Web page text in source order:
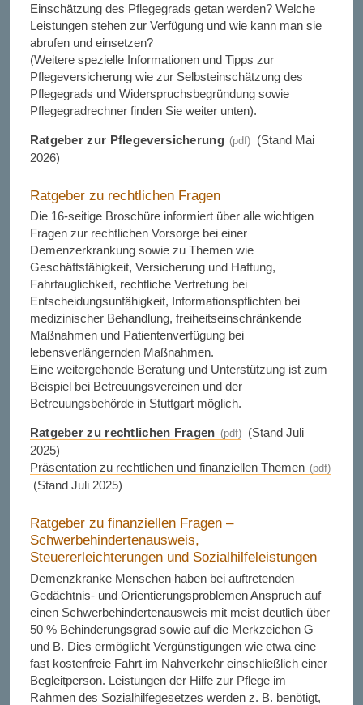
Einschätzung des Pflegegrads getan werden? Welche
Leistungen stehen zur Verfügung und wie kann man sie
abrufen und einsetzen?
(Weitere spezielle Informationen und Tipps zur
Pflegeversicherung wie zur Selbsteinschätzung des
Pflegegrads und Widerspruchsbegründung sowie
Pflegegradrechner finden Sie weiter unten).
Ratgeber zur Pflegeversicherung
(Stand Mai
2026)
Ratgeber zu rechtlichen Fragen
Die 16-seitige Broschüre informiert über alle wichtigen
Fragen zur rechtlichen Vorsorge bei einer
Demenzerkrankung sowie zu Themen wie
Geschäftsfähigkeit, Versicherung und Haftung,
Fahrtauglichkeit, rechtliche Vertretung bei
Entscheidungsunfähigkeit, Informationspflichten bei
medizinischer Behandlung, freiheitseinschränkende
Maßnahmen und Patientenverfügung bei
lebensverlängernden Maßnahmen.
Eine weitergehende Beratung und Unterstützung ist zum
Beispiel bei Betreuungsvereinen und der
Betreuungsbehörde in Stuttgart möglich.
Ratgeber zu rechtlichen Fragen
(Stand Juli
2025)
Präsentation zu rechtlichen und finanziellen Themen
(Stand Juli 2025)
Ratgeber zu finanziellen Fragen –
Schwerbehindertenausweis,
Steuererleichterungen und Sozialhilfeleistungen
Demenzkranke Menschen haben bei auftretenden
Gedächtnis- und Orientierungsproblemen Anspruch auf
einen Schwerbehindertenausweis mit meist deutlich über
50 % Behinderungsgrad sowie auf die Merkzeichen G
und B. Dies ermöglicht Vergünstigungen wie etwa eine
fast kostenfreie Fahrt im Nahverkehr einschließlich einer
Begleitperson. Leistungen der Hilfe zur Pflege im
Rahmen des Sozialhilfegesetzes werden z. B. benötigt,